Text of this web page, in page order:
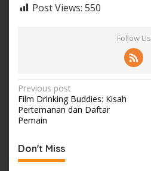
Post Views: 550
Follow Us
Post
navigation
Previous post
Film Drinking Buddies: Kisah
Pertemanan dan Daftar
Pemain
Don't Miss